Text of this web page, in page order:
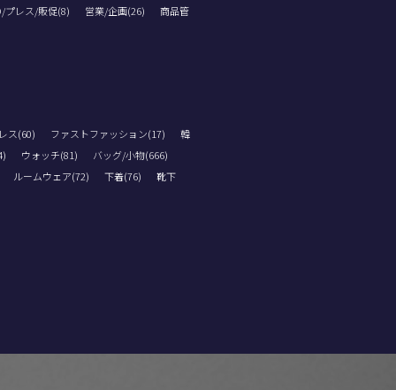
プレス/販促(8) 営業/企画(26)
商品管
ス(60) ファストファッション(17)
韓
ウォッチ(81)
バッグ/小物(666)
ルームウェア(72) 下着(76)
靴下